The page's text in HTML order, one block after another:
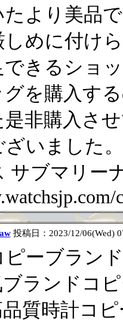
より美品
しめに付け
できるショ
を購入す
非購入さ
ざいました。
サブマリー
投稿日：2023/12/06(Wed)
ーブラン
ブランドコ
品質時計コ